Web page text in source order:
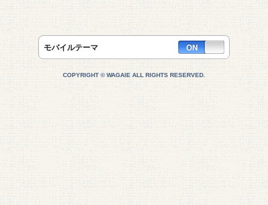
モバイルテーマ
COPYRIGHT © WAGAIE ALL RIGHTS RESERVED.